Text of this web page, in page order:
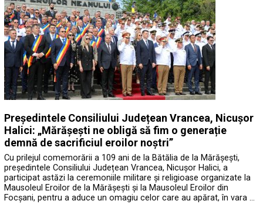
Președintele Consiliului Județean Vrancea, Nicușor
Halici: „Mărășești ne obligă să fim o generație
demnă de sacrificiul eroilor noștri”
Cu prilejul comemorării a 109 ani de la Bătălia de la Mărășești,
președintele Consiliului Județean Vrancea, Nicușor Halici, a
participat astăzi la ceremoniile militare și religioase organizate la
Mausoleul Eroilor de la Mărășești și la Mausoleul Eroilor din
Focșani, pentru a aduce un omagiu celor care au apărat, în vara …